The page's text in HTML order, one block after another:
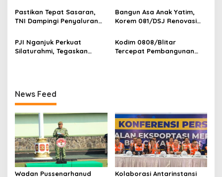
s
Semua Elemen Bersatu
Bangun Madura
Pastikan Tepat Sasaran,
TNI Dampingi Penyaluran
Bangun Asa Anak Yatim,
Korem 081/DSJ Renovasi
PJI Nganjuk Perkuat
Silaturahmi, Tegaskan
Kodim 0808/Blitar
Tercepat Pembangunan
News Feed
Wadan Pussenarhanud
Kolaborasi Antarinstansi